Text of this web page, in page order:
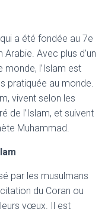
a été fondée au 7e
Avec plus d’un
monde, l’Islam est
pratiquée au monde.
vivent selon les
de l’Islam, et suivent
Muhammad.
par les musulmans
du Coran ou
vœux. Il est